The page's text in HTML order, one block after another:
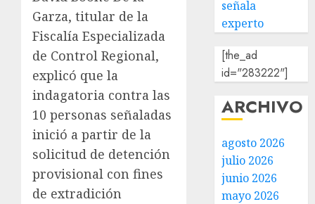
Garza, titular de la
Fiscalía Especializada
de Control Regional,
explicó que la
indagatoria contra las
10 personas señaladas
inició a partir de la
solicitud de detención
provisional con fines
de extradición
señala
experto
[the_ad
id="283222"]
ARCHIVO
agosto 2026
julio 2026
junio 2026
mayo 2026